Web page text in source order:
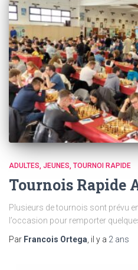
ADULTES JEUNES TOURNOI RAPIDE
Tournois Rapide
Plusieurs de tournois sont prévu
l’occasion pour remporter
Par Francois Ortega, il y a 2 ans